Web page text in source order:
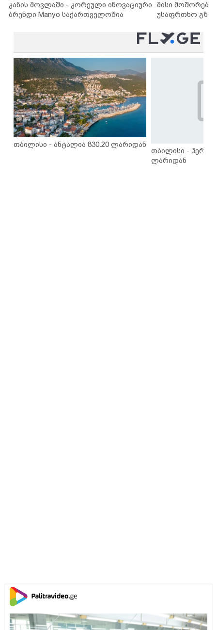
კანის მოვლაში - კორეული ინოვაციური
ბრენდი Manyo საქართველოშია
მისი
უსაფრთხო
თბილისი - ანტალია 830.20 ლარიდან
თბილისი -
ლარიდან